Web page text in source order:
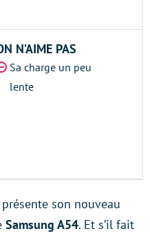
N’AIME PAS
Sa charge un peu
lente
son nouveau
Samsung A54. Et s’il fait